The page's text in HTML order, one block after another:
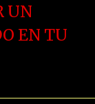
UN
EN TU